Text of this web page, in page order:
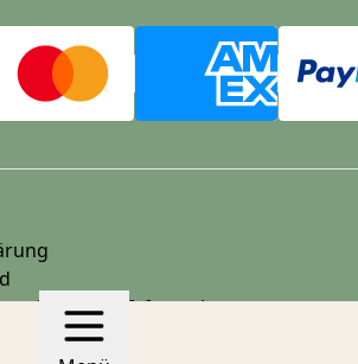
& Widerrufsformular